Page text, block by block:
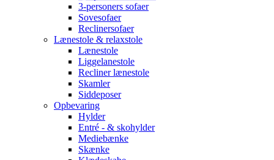
3-personers sofaer
Sovesofaer
Reclinersofaer
Lænestole & relaxstole
Lænestole
Liggelanestole
Recliner lænestole
Skamler
Siddeposer
Opbevaring
Hylder
Entré - & skohylder
Mediebænke
Skænke